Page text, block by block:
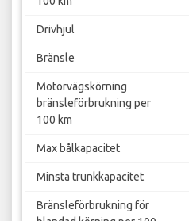
Drivhjul
Bränsle
Motorvägskörning
bränsleförbrukning per
100 km
Max bålkapacitet
Minsta trunkkapacitet
Bränsleförbrukning för